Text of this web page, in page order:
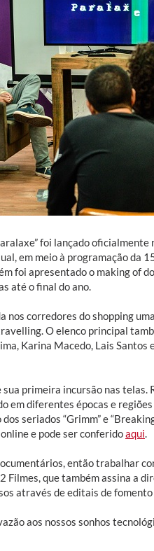
foi lançado
em meio à programação da
foi apresentado o making of
até o final do ano.
nos corredores do shopping
O elenco principal
Karina Macedo, Lais
primeira incursão nas telas.
em diferentes épocas e
seriados “Grimm” e
e pode ser conferidoaqui
então trabalhar
Filmes, que também assina a
através de editais de
aos nossos sonhos